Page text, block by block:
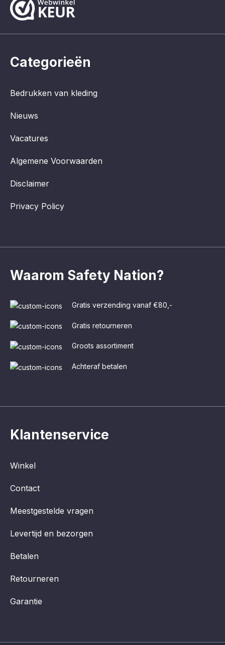
Klantenservice
Winkel
Contact
Meestgestelde vragen
Levertijd en bezorgen
Betalen
Retourneren
Garantie
Waarom Safety Nation?
Gratis verzending vanaf €80,-
Gratis retourneren
Groots assortiment
Achteraf betalen
Categorieën
Bedrukken van kleding
Nieuws
Vacatures
Algemene Voorwaarden
Disclaimer
Privacy Policy